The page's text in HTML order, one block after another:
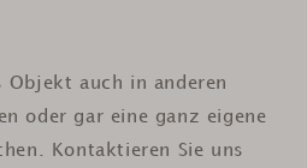
Objekt auch in anderen
oder gar eine ganz eigene
Kontaktieren Sie uns